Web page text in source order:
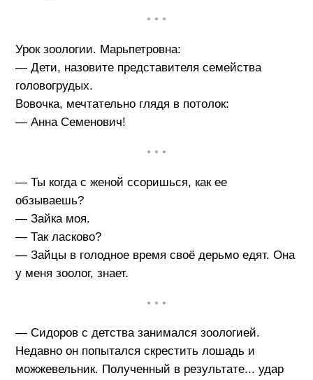
• • •
Урок зоологии. Марьпетровна:
— Дети, назовите представителя семейства
головогрудых.
Вовочка, мечтательно глядя в потолок:
— Анна Семенович!
• • •
— Ты когда с женой ссоришься, как ее
обзываешь?
— Зайка моя.
— Так ласково?
— Зайцы в голодное время своё дерьмо едят. Она
у меня зоолог, знает.
• • •
— Сидоров с детства занимался зоологией.
Недавно он попытался скрестить лошадь и
можжевельник. Полученный в результате... удар